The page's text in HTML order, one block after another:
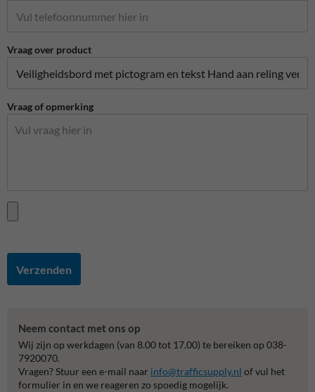
Vraag over product
Vraag of opmerking
Verzenden
Neem contact met ons op
Wij zijn op werkdagen (van 8.00 tot 17.00) te bereiken op 038-
7920070.
Vragen? Stuur een e-mail naar info@trafficsupply.nl of vul het
formulier in en we reageren zo spoedig mogelijk.